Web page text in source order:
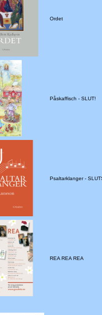
Ordet
Påskaffisch - SLUT!
Psaltarklanger -
REA REA REA